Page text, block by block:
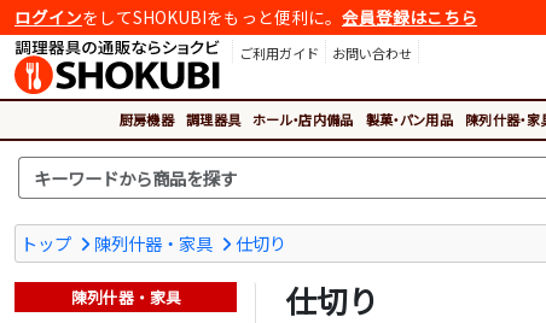
ログインをしてSHOKUBIをもっと便利に。 会員登録はこちら
ご利用ガイド
お問い合わせ
厨房機器 調理器具 ホール・店内備品 製菓・パン用品 陳列什器・家
トップ 陳列什器・家具 仕切り
仕切り
陳列什器・家具